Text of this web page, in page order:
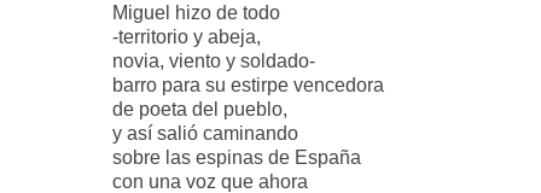
Miguel hizo de todo
-territorio y abeja,
novia, viento y soldado-
barro para su estirpe vencedora
de poeta del pueblo,
y así salió caminando
sobre las espinas de España
con una voz que ahora